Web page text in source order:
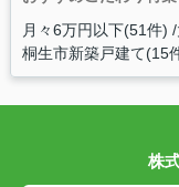
月々6万円以下(51件)
桐生市新築戸建て(15
株